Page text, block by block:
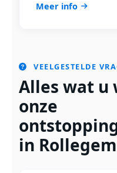
Meer info
VEELGESTELDE
Alles wat u
onze
in Rollegem